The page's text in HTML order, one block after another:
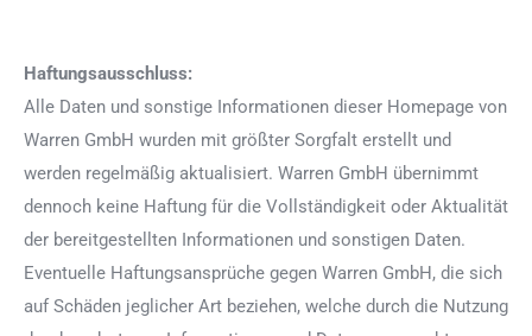
Haftungsausschluss:
Alle Daten und sonstige Informationen dieser Homepage von
Warren GmbH wurden mit größter Sorgfalt erstellt und
werden regelmäßig aktualisiert. Warren GmbH übernimmt
dennoch keine Haftung für die Vollständigkeit oder Aktualität
der bereitgestellten Informationen und sonstigen Daten.
Eventuelle Haftungsansprüche gegen Warren GmbH, die sich
auf Schäden jeglicher Art beziehen, welche durch die Nutzung